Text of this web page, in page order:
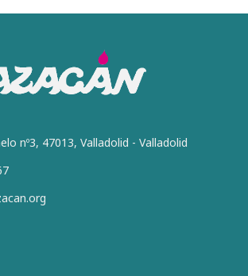
nº3, 47013, Valladolid - Valladolid